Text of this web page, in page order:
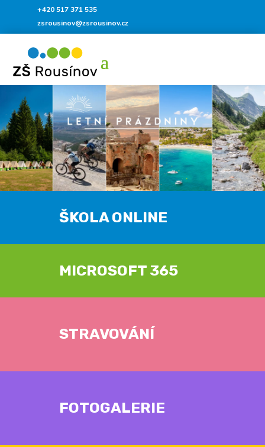
+420 517 371 535
zsrousinov@zsrousinov.cz
ŠKOLA ONLINE
MICROSOFT 365
STRAVOVÁNÍ
FOTOGALERIE